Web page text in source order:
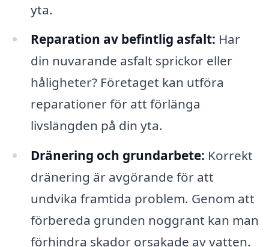
yta.
Reparation av befintlig asfalt: Har
din nuvarande asfalt sprickor eller
håligheter? Företaget kan utföra
reparationer för att förlänga
livslängden på din yta.
Dränering och grundarbete: Korrekt
dränering är avgörande för att
undvika framtida problem. Genom att
förbereda grunden noggrant kan man
förhindra skador orsakade av vatten.